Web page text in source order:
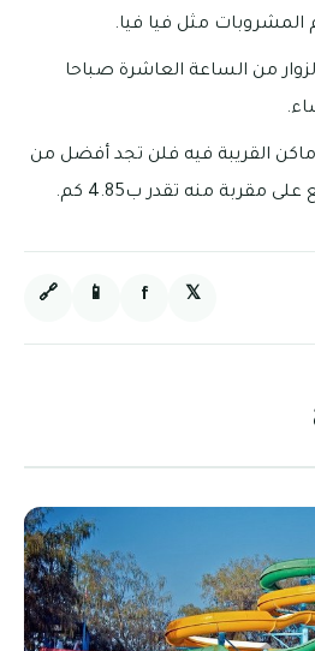
المشروبات مثل فيا فيا.
من الساعة العاشرة صباحا
القريبة فيه فلن تجد أفضل من
مقربة منه تقدر ب4.85 كم.
𝕏
f
📱
🔗